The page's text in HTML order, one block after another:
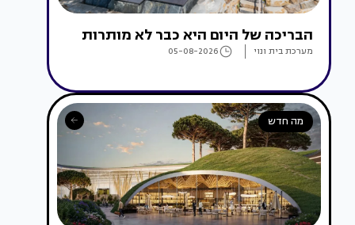
הבריכה של היום היא כבר לא מותרות
מערכת בית ונוי 05-08-2026
מה חדש